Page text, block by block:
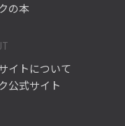
の本
イトについて
公式サイト